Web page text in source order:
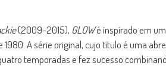
(2009-2015), GLOWé inspirado em um
A série original, cujo título é uma
temporadas e fez sucesso